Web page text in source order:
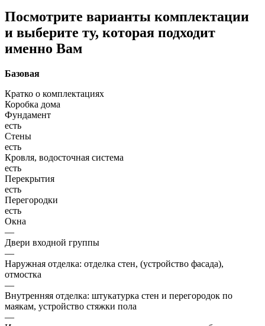
Посмотрите варианты комплектации
и выберите ту, которая подходит
именно Вам
Базовая
Кратко о комплектациях
Коробка дома
Фундамент
есть
Стены
есть
Кровля, водосточная система
есть
Перекрытия
есть
Перегородки
есть
Окна
—
Двери входной группы
—
Наружная отделка: отделка стен, (устройство фасада),
отмостка
—
Внутренняя отделка: штукатурка стен и перегородок по
маякам, устройство стяжки пола
—